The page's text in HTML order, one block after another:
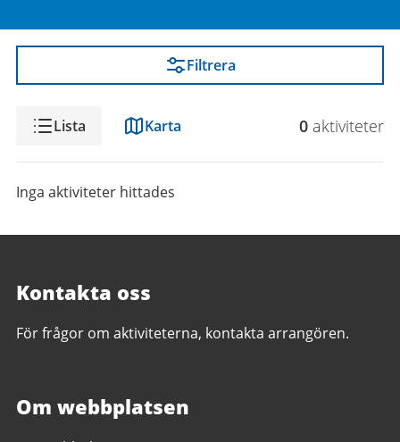
Filtrera
VisningLista Karta 0 aktiviteter
Inga aktiviteter hittades
Kontakta oss
För frågor om aktiviteterna, kontakta arrangören.
Om webbplatsen